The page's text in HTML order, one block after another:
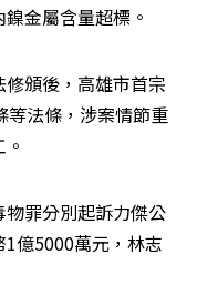
金屬含量超標。
頒後，高雄市首宗
等法條，涉案情節重
罪分別起訴力傑公
億5000萬元，林志